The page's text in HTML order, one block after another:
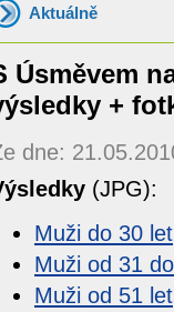
Aktuálně
Úsměvem
+
dne:
(JPG):
Muži do 30 let
Muži od 31
Muži od 51